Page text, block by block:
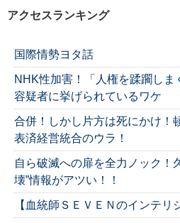
アクセスランキング
国際情勢ヨタ話
NHK性加害！「人権を蹂躙し
容疑者に挙げられているワケ
合併！しかし片方は死にかけ！
表済経営統合のウラ！
自ら破滅への扉を全力ノック！
壊”情報がアツい！！
【血統師ＳＥＶＥＮのインテリ